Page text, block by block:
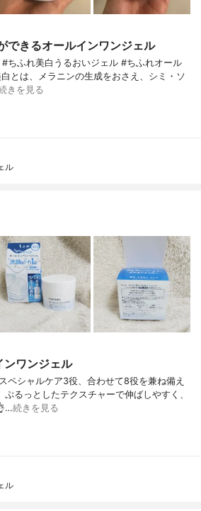
できるオールインワンジェル
ちふれ美白うるおいジェル #ちふれオール
とは、メラニンの生成をおさえ、シミ・ソ
きを見る
ル
ワンジェル
ペシャルケア3役、合わせて8役を兼ね備え
るっとしたテクスチャーで伸ばしやすく、
続きを見る
ル